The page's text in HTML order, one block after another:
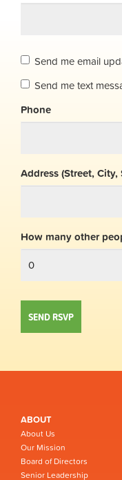
Send me email
Send me text
Phone
Address (Street,
How many other
ABOUT
About Us
Our Mission
Board of Directors
Senior Leadership